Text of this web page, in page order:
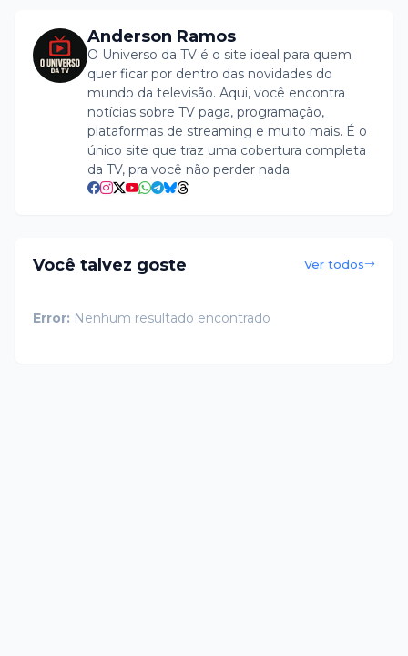
Anderson Ramos
O Universo da TV é o site ideal para quem
quer ficar por dentro das novidades do
mundo da televisão. Aqui, você encontra
notícias sobre TV paga, programação,
plataformas de streaming e muito mais. É o
único site que traz uma cobertura completa
da TV, pra você não perder nada.
Você talvez goste Ver todos
Error: Nenhum resultado encontrado